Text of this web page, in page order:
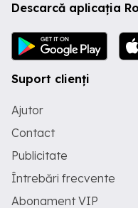
Descarcă aplicația
Suport clienți
Ajutor
Contact
Publicitate
Întrebări frecvente
Abonament VIP